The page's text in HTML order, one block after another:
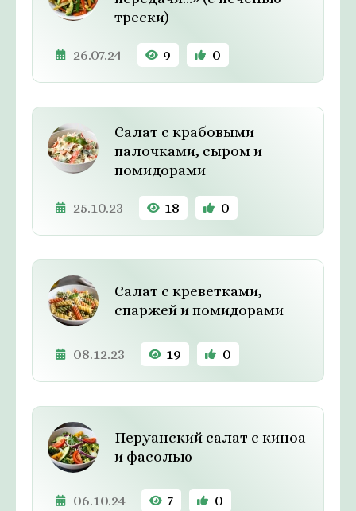
трески)
26.07.24 9 0
Салат с крабовыми
палочками, сыром и
помидорами
25.10.23 18 0
Салат с креветками,
спаржей и помидорами
08.12.23 19 0
Перуанский салат с киноа
и фасолью
06.10.24 7 0